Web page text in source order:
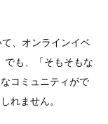
、オンラインイベ
でも、「そもそもな
コミュニティがで
れません。